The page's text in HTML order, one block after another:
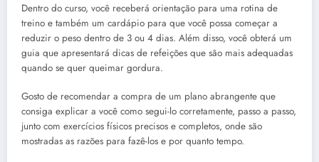
Dentro do curso, você receberá orientação para uma rotina de
treino e também um cardápio para que você possa começar a
reduzir o peso dentro de 3 ou 4 dias. Além disso, você obterá um
guia que apresentará dicas de refeições que são mais adequadas
quando se quer queimar gordura.
Gosto de recomendar a compra de um plano abrangente que
consiga explicar a você como segui-lo corretamente, passo a passo,
junto com exercícios físicos precisos e completos, onde são
mostradas as razões para fazê-los e por quanto tempo.